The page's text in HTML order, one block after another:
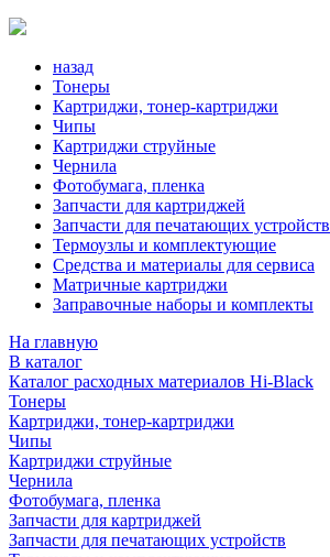
назад
Тонеры
Картриджи, тонер-картриджи
Чипы
Картриджи струйные
Чернила
Фотобумага, пленка
Запчасти для картриджей
Запчасти для печатающих устройств
Термоузлы и комплектующие
Средства и материалы для сервиса
Матричные картриджи
Заправочные наборы и комплекты
На главную
В каталог
Каталог расходных материалов Hi-Black
Тонеры
Картриджи, тонер-картриджи
Чипы
Картриджи струйные
Чернила
Фотобумага, пленка
Запчасти для картриджей
Запчасти для печатающих устройств